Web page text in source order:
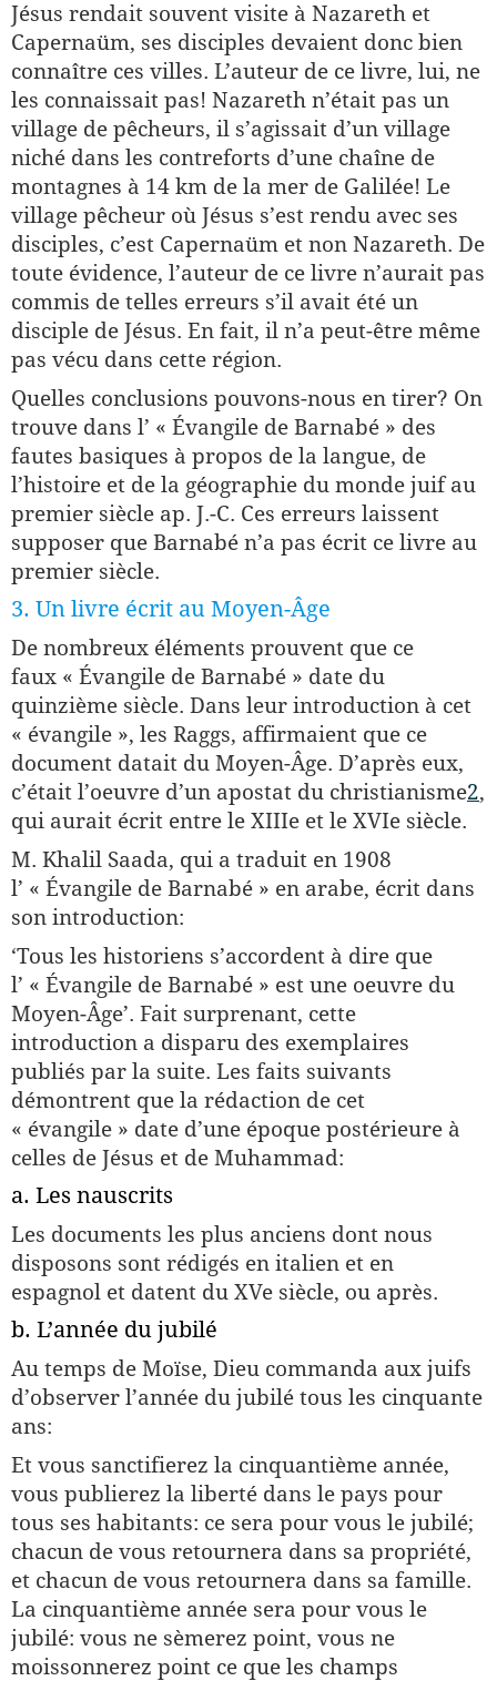
Jésus rendait souvent visite à Nazareth et
Capernaüm, ses disciples devaient donc bien
connaître ces villes. L’auteur de ce livre, lui, ne
les connaissait pas! Nazareth n’était pas un
village de pêcheurs, il s’agissait d’un village
niché dans les contreforts d’une chaîne de
montagnes à 14 km de la mer de Galilée! Le
village pêcheur où Jésus s’est rendu avec ses
disciples, c’est Capernaüm et non Nazareth. De
toute évidence, l’auteur de ce livre n’aurait pas
commis de telles erreurs s’il avait été un
disciple de Jésus. En fait, il n’a peut-être même
pas vécu dans cette région.
Quelles conclusions pouvons-nous en tirer? On
trouve dans l’ « Évangile de Barnabé » des
fautes basiques à propos de la langue, de
l’histoire et de la géographie du monde juif au
premier siècle ap. J.-C. Ces erreurs laissent
supposer que Barnabé n’a pas écrit ce livre au
premier siècle.
3. Un livre écrit au Moyen-Âge
De nombreux éléments prouvent que ce
faux « Évangile de Barnabé » date du
quinzième siècle. Dans leur introduction à cet
« évangile », les Raggs, affirmaient que ce
document datait du Moyen-Âge. D’après eux,
c’était l’oeuvre d’un apostat du christianisme2,
qui aurait écrit entre le XIIIe et le XVIe siècle.
M. Khalil Saada, qui a traduit en 1908
l’ « Évangile de Barnabé » en arabe, écrit dans
son introduction:
‘Tous les historiens s’accordent à dire que
l’ « Évangile de Barnabé » est une oeuvre du
Moyen-Âge’. Fait surprenant, cette
introduction a disparu des exemplaires
publiés par la suite. Les faits suivants
démontrent que la rédaction de cet
« évangile » date d’une époque postérieure à
celles de Jésus et de Muhammad:
a. Les nauscrits
Les documents les plus anciens dont nous
disposons sont rédigés en italien et en
espagnol et datent du XVe siècle, ou après.
b. L’année du jubilé
Au temps de Moïse, Dieu commanda aux juifs
d’observer l’année du jubilé tous les cinquante
ans:
Et vous sanctifierez la cinquantième année,
vous publierez la liberté dans le pays pour
tous ses habitants: ce sera pour vous le jubilé;
chacun de vous retournera dans sa propriété,
et chacun de vous retournera dans sa famille.
La cinquantième année sera pour vous le
jubilé: vous ne sèmerez point, vous ne
moissonnerez point ce que les champs